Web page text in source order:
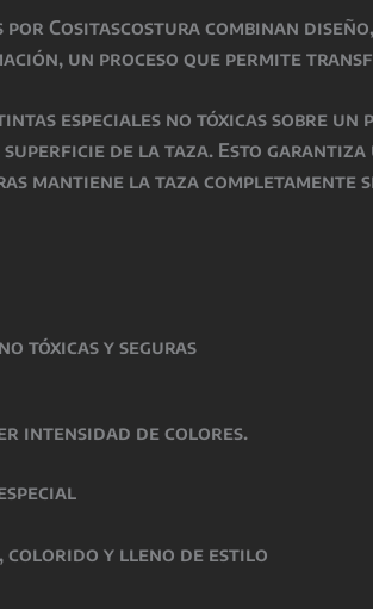
por Cositascostura combinan
, un proceso que permite
especiales no tóxicassobre un
de la taza. Esto garantiza
mantiene la taza completamente
no tóxicas y seguras
intensidad de colores.
colorido y lleno de estilo